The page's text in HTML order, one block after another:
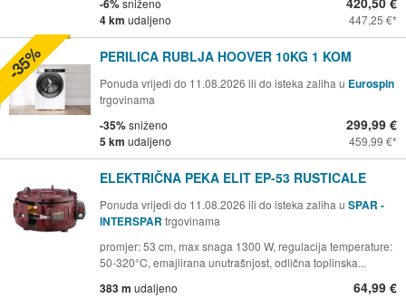
-6%sniženo
4 km udaljeno 447,25 €
PERILICA RUBLJA HOOVER 10KG 1 KOM
Ponuda vrijedi do 11.08.2026 ili do isteka zaliha u Eurospin
trgovinama
-35%sniženo
5 km udaljeno
299,99 €
459,99 €
-35%
ELEKTRIČNA PEKA ELIT EP-53 RUSTICALE
Ponuda vrijedi do 11.08.2026 ili do isteka zaliha u SPAR -
INTERSPAR trgovinama
promjer: 53 cm, max snaga 1300 W, regulacija temperature:
50-320°C, emajlirana unutrašnjost, odlična toplinska...
383 m udaljeno 64,99 €